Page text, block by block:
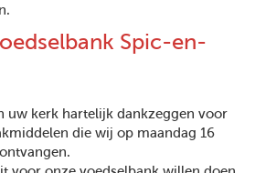
Spic-en-
uw kerk hartelijk dankzeggen voor
die wij op maandag 16